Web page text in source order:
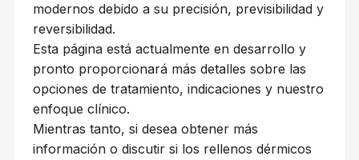
modernos debido a su precisión, previsibilidad y
reversibilidad.
Esta página está actualmente en desarrollo y
pronto proporcionará más detalles sobre las
opciones de tratamiento, indicaciones y nuestro
enfoque clínico.
Mientras tanto, si desea obtener más
información o discutir si los rellenos dérmicos